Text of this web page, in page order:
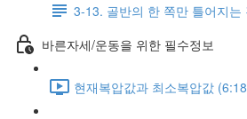
3-13. 골반의 한 쪽만 틀어지는
바른자세/운동을 위한 필수정보
현재복압값과 최소복압값